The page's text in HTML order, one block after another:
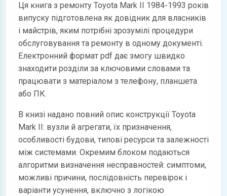
Ця книга з ремонту Toyota Mark II 1984-1993 років
випуску підготовлена як довідник для власників
і майстрів, яким потрібні зрозумілі процедури
обслуговування та ремонту в одному документі.
Електронний формат pdf дає змогу швидко
знаходити розділи за ключовими словами та
працювати з матеріалом з телефону, планшета
або ПК.
В книзі надано повний опис конструкції Toyota
Mark II: вузли й агрегати, їх призначення,
особливості будови, типові ресурси та залежності
між системами. Окремим блоком подаються
алгоритми визначення несправностей: симптоми,
можливі причини, послідовність перевірок і
варіанти усунення, включно з логікою